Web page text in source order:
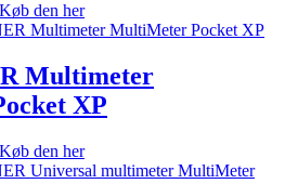
Køb den her
Multimeter
XP
Køb den her